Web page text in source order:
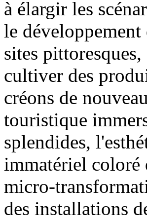
à élargir les
le
sites
cultiver des
créons de
touristique
splendides,
immatériel coloré
micro-
des installations